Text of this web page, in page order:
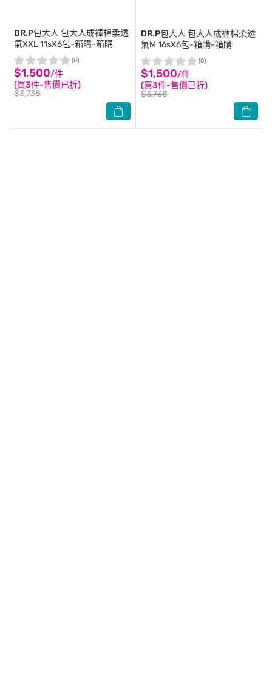
DR.P包大人 包大人成褲棉柔透
氣XXL 11sX6包-箱購-箱購
$1,500/件
(買3件-售價已折)
$3,738
(0)
DR.P包大人 包大人成褲棉柔透
氣M 16sX6包-箱購-箱購
$1,500/件
(買3件-售價已折)
$3,738
(0)